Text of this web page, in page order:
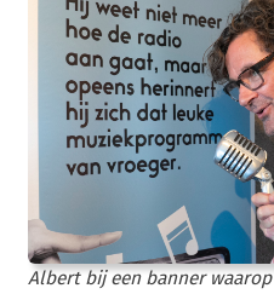
Albert bij een banner